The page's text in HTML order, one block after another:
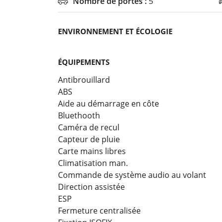
ENVIRONNEMENT ET ÉCOLOGIE
ÉQUIPEMENTS
Antibrouillard
ABS
Aide au démarrage en côte
Bluethooth
Caméra de recul
Capteur de pluie
Carte mains libres
Climatisation man.
Commande de système audio au volant
Direction assistée
ESP
Fermeture centralisée